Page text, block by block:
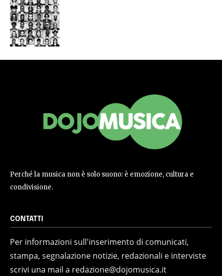
Perché la musica non è solo suono: è emozione, cultura e
condivisione.
CONTATTI
Per informazioni sull'inserimento di comunicati,
stampa, segnalazione notizie, redazionali e interviste
scrivi una mail a redazione@dojomusica.it